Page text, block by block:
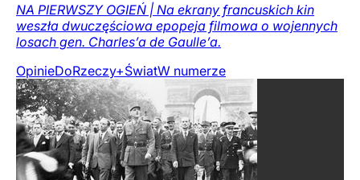
NA PIERWSZY OGIEŃ | Na ekrany francuskich kin
weszła dwuczęściowa epopeja filmowa o wojennych
losach gen. Charles’a de Gaulle’a.
OpinieDoRzeczy+ŚwiatW numerze